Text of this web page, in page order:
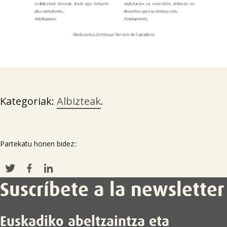
Kategoriak: Albizteak.
Partekatu honen bidez::
Suscríbete a la newsletter
Euskadiko abeltzaintza eta